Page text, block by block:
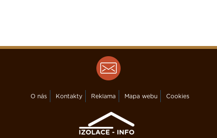
O nás Kontakty Reklama Mapa webu Cookies